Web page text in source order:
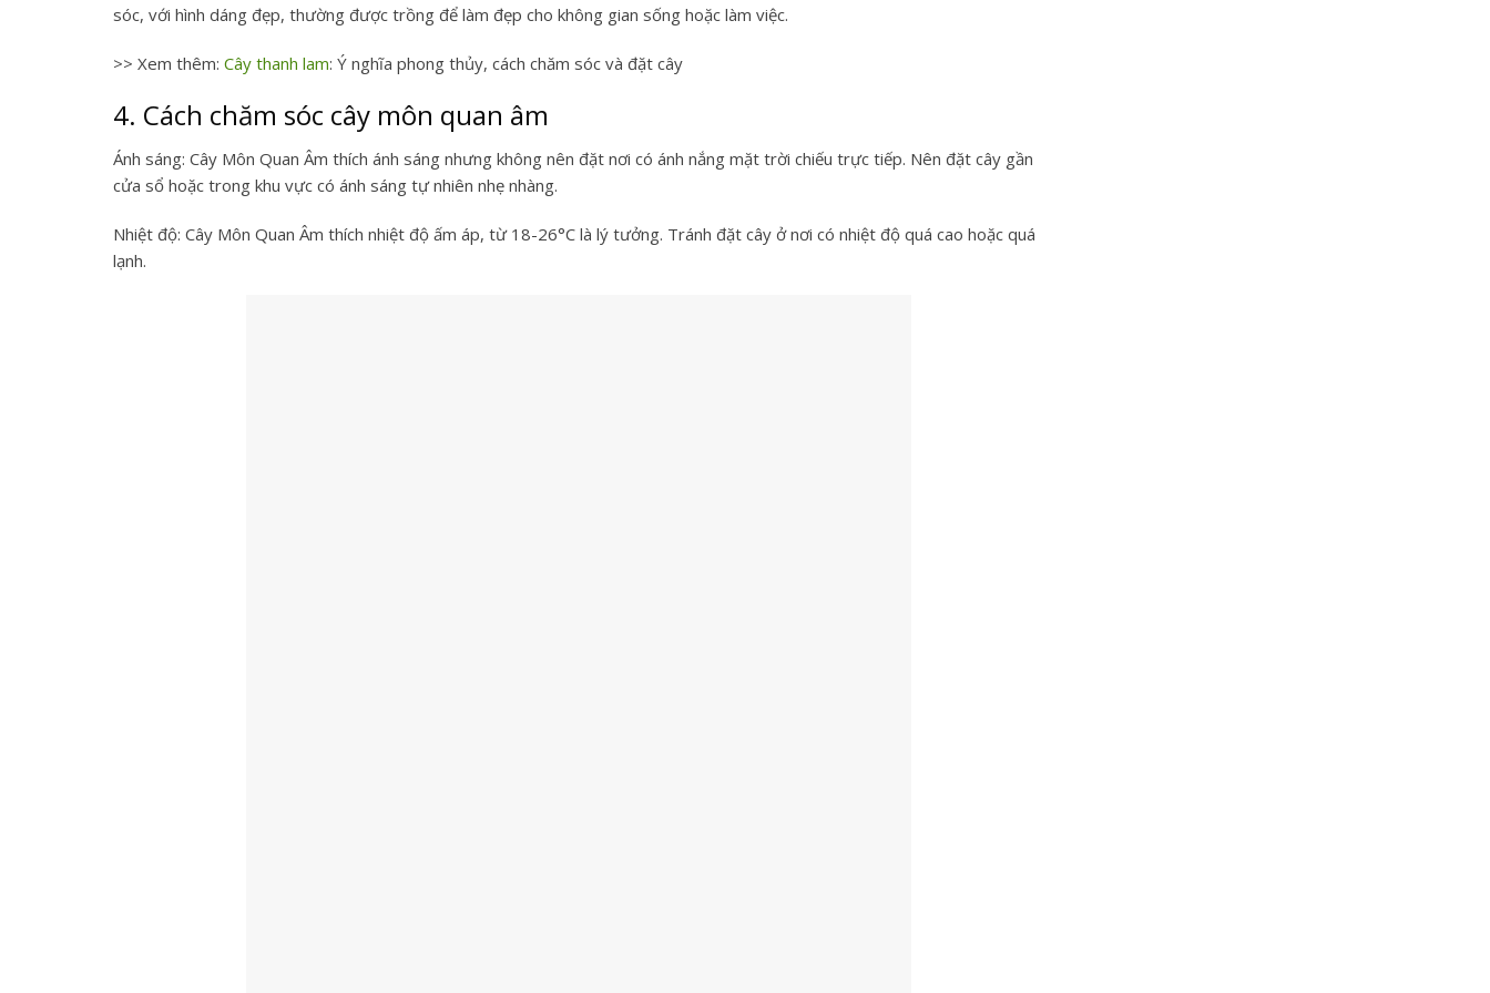
sóc, với hình dáng đẹp, thường được trồng để làm đẹp cho không gian sống hoặc làm việc.
>> Xem thêm: Cây thanh lam: Ý nghĩa phong thủy, cách chăm sóc và đặt cây
4. Cách chăm sóc cây môn quan âm
Ánh sáng: Cây Môn Quan Âm thích ánh sáng nhưng không nên đặt nơi có ánh nắng mặt trời chiếu trực tiếp. Nên đặt cây gần
cửa sổ hoặc trong khu vực có ánh sáng tự nhiên nhẹ nhàng.
Nhiệt độ: Cây Môn Quan Âm thích nhiệt độ ấm áp, từ 18-26°C là lý tưởng. Tránh đặt cây ở nơi có nhiệt độ quá cao hoặc quá
lạnh.